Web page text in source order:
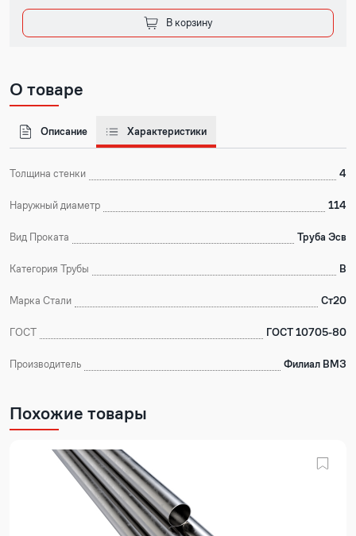
В корзину
О товаре
Описание Характеристики
Толщина стенки 4
Наружный диаметр 114
Вид Проката Труба Эсв
Категория Трубы В
Марка Стали Ст20
ГОСТ ГОСТ 10705-80
Производитель Филиал ВМЗ
Похожие товары